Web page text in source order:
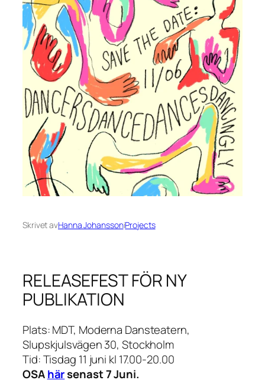
Skrivet avHanna JohanssoniProjects
RELEASEFEST FÖR NY
PUBLIKATION
Plats: MDT, Moderna Dansteatern,
Slupskjulsvägen 30, Stockholm
Tid: Tisdag 11 juni kl 17.00-20.00
OSAhärsenast 7 Juni.